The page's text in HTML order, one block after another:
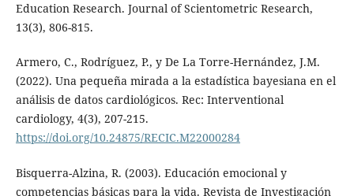
Education Research. Journal of Scientometric Research,
13(3), 806-815.
Armero, C., Rodríguez, P., y De La Torre-Hernández, J.M.
(2022). Una pequeña mirada a la estadística bayesiana en el
análisis de datos cardiológicos. Rec: Interventional
cardiology, 4(3), 207-215.
https://doi.org/10.24875/RECIC.M22000284
Bisquerra-Alzina, R. (2003). Educación emocional y
competencias básicas para la vida. Revista de Investigación